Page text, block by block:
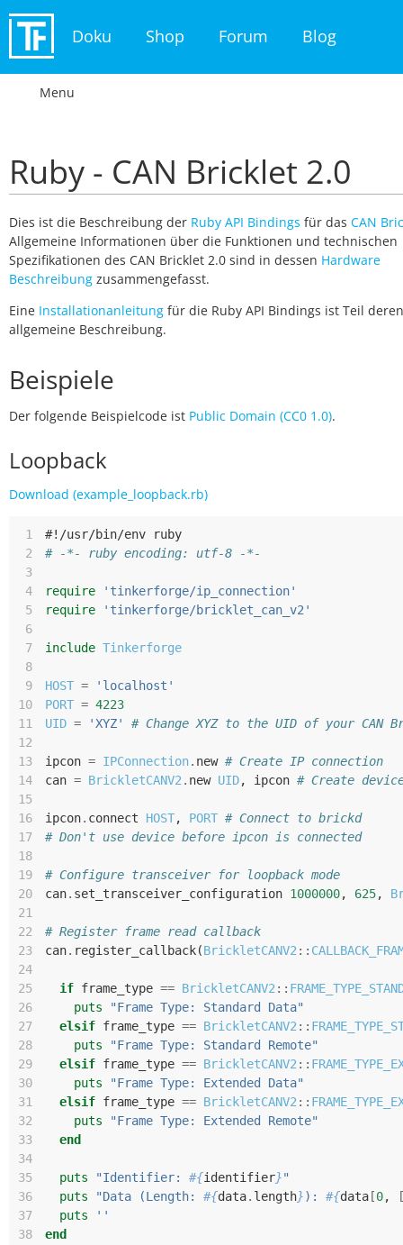
Doku Shop Forum Blog
Menu
Ruby - CAN Bricklet 2.0
Dies ist die Beschreibung der Ruby API Bindings für das CAN
Allgemeine Informationen über die Funktionen und technischen
Spezifikationen des CAN Bricklet 2.0 sind in dessen Hardware
Beschreibung zusammengefasst.
Eine Installationanleitung für die Ruby API Bindings ist Teil deren
allgemeine Beschreibung.
Beispiele
Der folgende Beispielcode ist Public Domain (CC0 1.0).
Loopback
Download (example_loopback.rb)
1
#!/usr/bin/env ruby
2
# -*- ruby encoding: utf-8 -*-
3
4
require
'tinkerforge/ip_connection'
5
require
'tinkerforge/bricklet_can_v2'
6
7
include Tinkerforge
8
9
HOST =
'localhost'
10
PORT = 4223
11
UID = 'XYZ'
# Change XYZ to the UID of your CAN
12
13
ipcon = IPConnection. new # Create IP connection
14
can = BrickletCANV2 . new UID, ipcon # Create
15
16
ipcon. connect HOST, PORT # Connect to brickd
17
# Don't use device before ipcon is connected
18
19
# Configure transceiver for loopback mode
20
can. set_transceiver_configuration 1000000, 625,
21
22
# Register frame read callback
23
can. register_callback(BrickletCANV2 ::
24
25
if frame_type == BrickletCANV2 ::
26
puts
"Frame Type: Standard Data"
27
elsif frame_type == BrickletCANV2 ::
28
puts
"Frame Type: Standard Remote"
29
elsif frame_type == BrickletCANV2 ::
30
puts
"Frame Type: Extended Data"
31
elsif frame_type == BrickletCANV2 ::
32
puts
"Frame Type: Extended Remote"
33
end
34
35
puts "Identifier: #{identifier}"
36
puts "Data (Length: #{data. length}): #{data [0,
37
puts
''
38
end